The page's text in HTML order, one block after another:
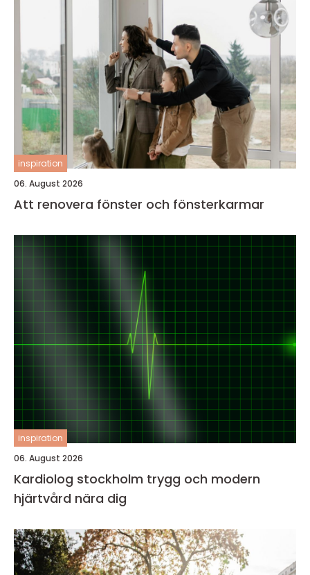
inspiration
06. August 2026
Att renovera fönster och fönsterkarmar
inspiration
06. August 2026
Kardiolog stockholm trygg och modern
hjärtvård nära dig